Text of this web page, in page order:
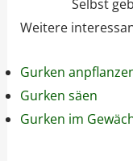
Selbst
Weitere
Gurken
Gurken säen
Gurken im